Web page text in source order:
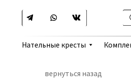
Нательные кресты Комплекты
вернуться назад